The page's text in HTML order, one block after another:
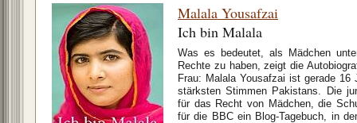
Malala Yousafzai
Ich bin Malala
Was es bedeutet, als Mädchen
Rechte zu haben, zeigt die
Frau: Malala Yousafzai ist gerade
stärksten Stimmen Pakistans. Die
für das Recht von Mädchen, die
für die BBC ein Blog-Tagebuch, in